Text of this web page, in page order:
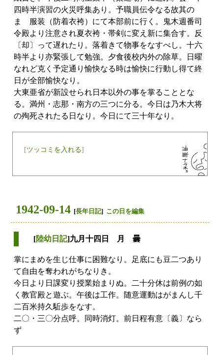
四時半演習の火災呼集あり。予職員伝令なる故其の
まゝ服装（防着衣袴）にて本部前に行く。鬼木週番司
令殿より注意され夏衣袴・帯剣に変え新に集合す。反
〔却〕って遅れたり。落着きて物事をなすべし。十六
時半より亦緊張して勉強。夕食後校内外の除草。日曜
なれど克く予定通り愉快なる時は愉快に行動し得て終
日が全部愉快なり。
大東亜省が新設せられ日本以外の事を掌ることとな
る。満州・志那・南方の三つに分る。今日は乃木大将
の殉死されたる日なり。今日にて三十年なり。
[ツッコミを入れる]
1942-09-14 [長年日記] この日を編集
[陸幼日記]九月十四日 月 曇
掌にまめを生じ仕事に困難なり。足底にも豆二つあり
て自由を奪われがちなりき。
今日より日課変り授業始まりぬ。二十分休は前例の如
く教官殿と遊ぶ。午後は工作。随意運動はがまんし千
二百米持久駈歩をなす。
二〇・三〇分点呼。同時消灯。前日程有意〔義〕なら
ず